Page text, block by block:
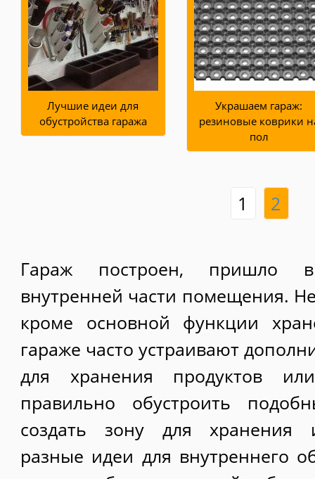
Лучшие идеи для
обустройства гаража
Украшаем гараж:
резиновые коврики
пол
1 2
Гараж построен, пришло
внутренней части помещения.
кроме основной функции
гараже часто устраивают
для хранения продуктов
правильно обустроить
создать зону для хранения
разные идеи для внутреннего